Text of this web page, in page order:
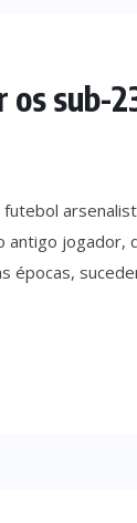
os sub-
antigo jogador,
épocas,